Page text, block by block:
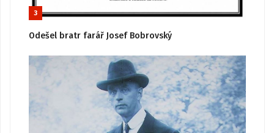
3
Odešel bratr farář Josef Bobrovský